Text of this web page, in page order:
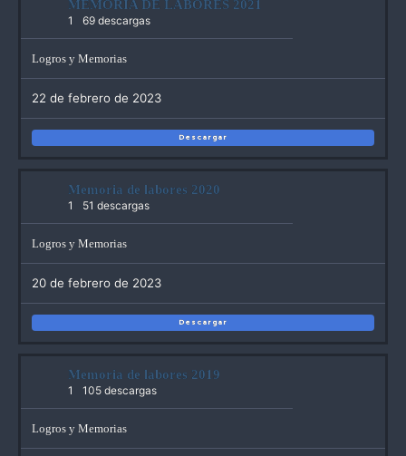
MEMORIA DE LABORES 2021
1 69 descargas
Logros y Memorias
22 de febrero de 2023
Descargar
Memoria de labores 2020
1 51 descargas
Logros y Memorias
20 de febrero de 2023
Descargar
Memoria de labores 2019
1 105 descargas
Logros y Memorias